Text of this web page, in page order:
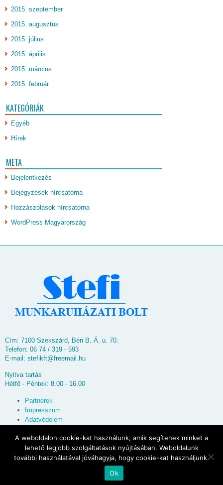
2015. szeptember
2015. augusztus
2015. július
2015. április
2015. március
2015. február
KATEGÓRIÁK
Egyéb
Hírek
META
Bejelentkezés
Bejegyzések hírcsatorna
Hozzászólások hírcsatorna
WordPress Magyarország
Cím: 7100 Szekszárd, Béri B. Á. u. 70.
Telefon: 06 74 / 319 - 593
E-mail: stefikft@freemail.hu
Nyitva tartás
Hétfő - Péntek: 8.00 - 16.00
Partnerek
Impresszum
Adatvédelem
© 2026Stefi Munkaruházati Bolt
Powered byWordPress
A weboldalon cookie-kat használunk, amik segítenek minket a
lehető legjobb szolgáltatások nyújtásában. Weboldalunk
további használatával jóváhagyja, hogy cookie-kat használjunk.
Ok